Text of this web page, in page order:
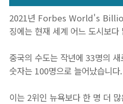
2021년 Forbes World's
징에는 현재 세계 어느 도시보
중국의 수도는 작년에 33명의
숫자는 100명으로 늘어났습니다.
이는 2위인 뉴욕보다 한 명 더